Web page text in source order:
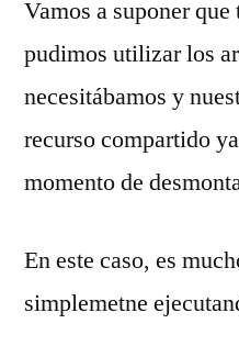
Vamos a suponer
pudimos utilizar los
necesitábamos y
recurso compartido
momento de
En este caso, es
simplemetne